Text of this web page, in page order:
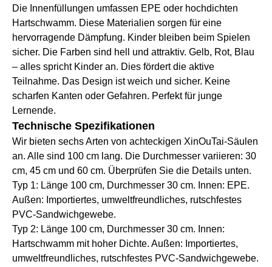
Die Innenfüllungen umfassen EPE oder hochdichten
Hartschwamm. Diese Materialien sorgen für eine
hervorragende Dämpfung. Kinder bleiben beim Spielen
sicher. Die Farben sind hell und attraktiv. Gelb, Rot, Blau
– alles spricht Kinder an. Dies fördert die aktive
Teilnahme. Das Design ist weich und sicher. Keine
scharfen Kanten oder Gefahren. Perfekt für junge
Lernende.
Technische Spezifikationen
Wir bieten sechs Arten von achteckigen XinOuTai-Säulen
an. Alle sind 100 cm lang. Die Durchmesser variieren: 30
cm, 45 cm und 60 cm. Überprüfen Sie die Details unten.
Typ 1: Länge 100 cm, Durchmesser 30 cm. Innen: EPE.
Außen: Importiertes, umweltfreundliches, rutschfestes
PVC-Sandwichgewebe.
Typ 2: Länge 100 cm, Durchmesser 30 cm. Innen:
Hartschwamm mit hoher Dichte. Außen: Importiertes,
umweltfreundliches, rutschfestes PVC-Sandwichgewebe.